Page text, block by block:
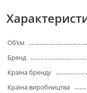
Об’єм
Бренд
Країна бренду
Країна виробництва